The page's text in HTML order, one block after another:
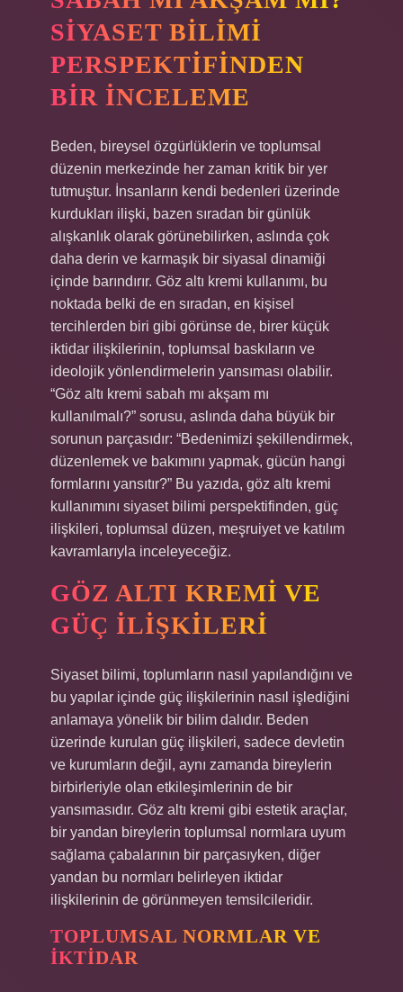
SIYASET BILIMI
PERSPEKTIFINDEN
BIR İNCELEME
Beden, bireysel özgürlüklerin ve toplumsal
düzenin merkezinde her zaman kritik bir yer
tutmuştur. İnsanların kendi bedenleri üzerinde
kurdukları ilişki, bazen sıradan bir günlük
alışkanlık olarak görünebilirken, aslında çok
daha derin ve karmaşık bir siyasal dinamiği
içinde barındırır. Göz altı kremi kullanımı, bu
noktada belki de en sıradan, en kişisel
tercihlerden biri gibi görünse de, birer küçük
iktidar ilişkilerinin, toplumsal baskıların ve
ideolojik yönlendirmelerin yansıması olabilir.
“Göz altı kremi sabah mı akşam mı
kullanılmalı?” sorusu, aslında daha büyük bir
sorunun parçasıdır: “Bedenimizi şekillendirmek,
düzenlemek ve bakımını yapmak, gücün hangi
formlarını yansıtır?” Bu yazıda, göz altı kremi
kullanımını siyaset bilimi perspektifinden, güç
ilişkileri, toplumsal düzen, meşruiyet ve katılım
kavramlarıyla inceleyeceğiz.
GÖZ ALTI KREMI VE
GÜÇ İLIŞKILERI
Siyaset bilimi, toplumların nasıl yapılandığını ve
bu yapılar içinde güç ilişkilerinin nasıl işlediğini
anlamaya yönelik bir bilim dalıdır. Beden
üzerinde kurulan güç ilişkileri, sadece devletin
ve kurumların değil, aynı zamanda bireylerin
birbirleriyle olan etkileşimlerinin de bir
yansımasıdır. Göz altı kremi gibi estetik araçlar,
bir yandan bireylerin toplumsal normlara uyum
sağlama çabalarının bir parçasıyken, diğer
yandan bu normları belirleyen iktidar
ilişkilerinin de görünmeyen temsilcileridir.
TOPLUMSAL NORMLAR VE
İKTIDAR